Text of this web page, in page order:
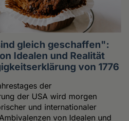
gleich geschaffen":
Idealen und Realität
von 1776
der
der USA wird morgen
und internationaler
von Idealen und